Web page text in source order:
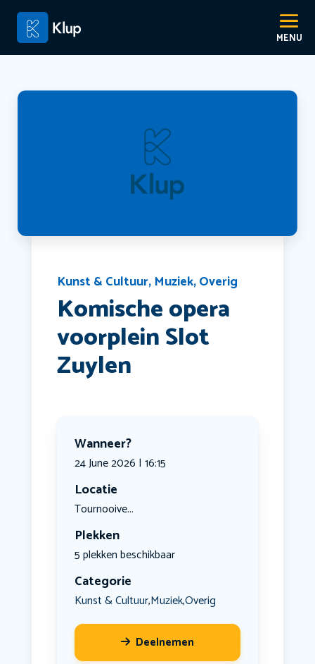
Kunst & Cultuur, Muziek,Overig
Komische opera
voorplein Slot
Zuylen
Wanneer?
24 June 2026 | 16:15
Locatie
Tournooive...
Plekken
5 plekken beschikbaar
Categorie
Kunst & Cultuur,Muziek,Overig
Deelnemen